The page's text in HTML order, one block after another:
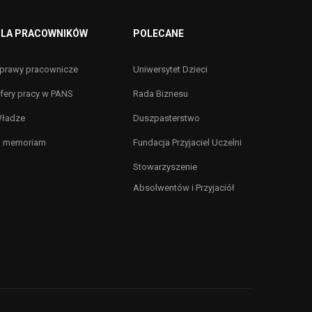
PRACOWNIKÓW
pracownicze
pracy w PANS
memoriam
POLECANE
Uniwersytet Dzieci
Rada Biznesu
Duszpasterstwo
Fundacja Przyjaciel Uczelni
Stowarzyszenie
Absolwentów i Przyjaciół